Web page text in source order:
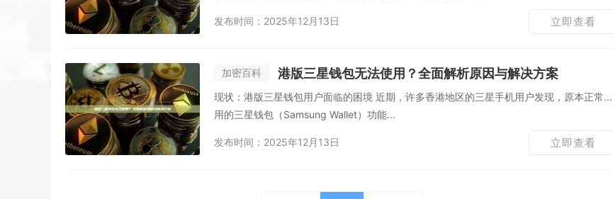
发布时间：2025年12月13日 立即查看
加密百科 港版三星钱包无法使用？全面解析原因与解决方案
现状：港版三星钱包用户面临的困境 近期，许多香港地区的三星手机用户发现，原本正常使
用的三星钱包（Samsung Wallet）功能...
发布时间：2025年12月13日 立即查看